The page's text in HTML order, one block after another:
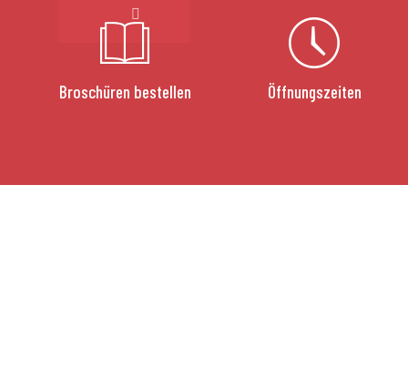
Broschüren bestellen Öffnungszeiten